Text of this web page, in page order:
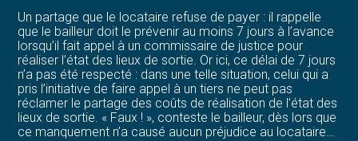
Un partage que le locataire refuse de payer : il rappelle
que le bailleur doit le prévenir au moins 7 jours à l’avance
lorsqu’il fait appel à un commissaire de justice pour
réaliser l’état des lieux de sortie. Or ici, ce délai de 7 jours
n’a pas été respecté : dans une telle situation, celui qui a
pris l’initiative de faire appel à un tiers ne peut pas
réclamer le partage des coûts de réalisation de l’état des
lieux de sortie. « Faux ! », conteste le bailleur, dès lors que
ce manquement n’a causé aucun préjudice au locataire…